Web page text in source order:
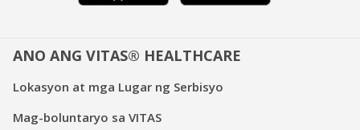
ANO ANG VITAS® HEALTHCARE
Lokasyon at mga Lugar ng Serbisyo
Mag-boluntaryo sa VITAS